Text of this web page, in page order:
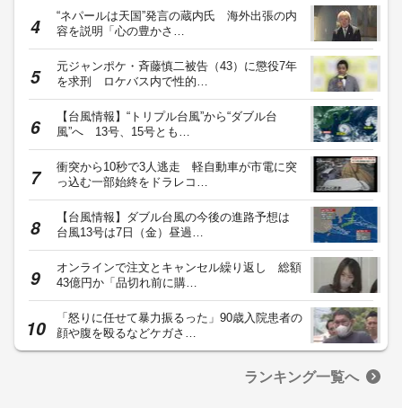
“ネパールは天国”発言の蔵内氏 海外出張の内
容を説明「心の豊かさ…
元ジャンポケ・斉藤慎二被告（43）に懲役7年
を求刑 ロケバス内で性的…
【台風情報】“トリプル台風”から“ダブル台
風”へ 13号、15号とも…
衝突から10秒で3人逃走 軽自動車が市電に突
っ込む一部始終をドラレコ…
【台風情報】ダブル台風の今後の進路予想は
台風13号は7日（金）昼過…
オンラインで注文とキャンセル繰り返し 総額
43億円か「品切れ前に購…
「怒りに任せて暴力振るった」90歳入院患者の
顔や腹を殴るなどケガさ…
ランキング一覧へ